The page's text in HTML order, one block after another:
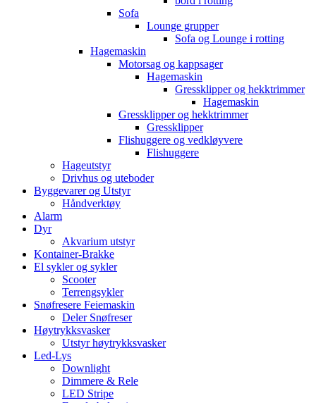
Sofa
Lounge grupper
Sofa og Lounge i rotting
Hagemaskin
Motorsag og kappsager
Hagemaskin
Gressklipper og hekktrimmer
Hagemaskin
Gressklipper og hekktrimmer
Gressklipper
Flishuggere og vedkløyvere
Flishuggere
Hageutstyr
Drivhus og uteboder
Byggevarer og Utstyr
Håndverktøy
Alarm
Dyr
Akvarium utstyr
Kontainer-Brakke
El sykler og sykler
Scooter
Terrengsykler
Snøfresere Feiemaskin
Deler Snøfreser
Høytrykksvasker
Utstyr høytrykksvasker
Led-Lys
Downlight
Dimmere & Rele
LED Stripe